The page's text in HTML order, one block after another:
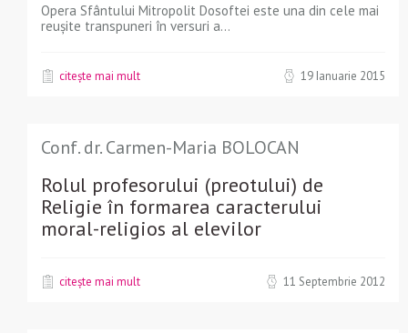
Opera Sfântului Mitropolit Dosoftei este una din cele mai
reuşite transpuneri în versuri a...
citește mai mult 19 Ianuarie 2015
Conf. dr. Carmen-Maria BOLOCAN
Rolul profesorului (preotului) de
Religie în formarea caracterului
moral-religios al elevilor
citește mai mult 11 Septembrie 2012